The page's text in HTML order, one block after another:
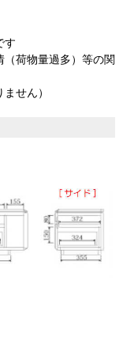
す
荷物量過多）等の関
せん）